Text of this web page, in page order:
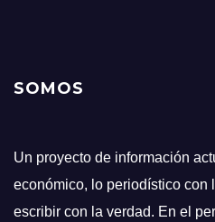
SOMOS
Un proyecto de información
económico, lo periodístico con
escribir con la verdad. En el